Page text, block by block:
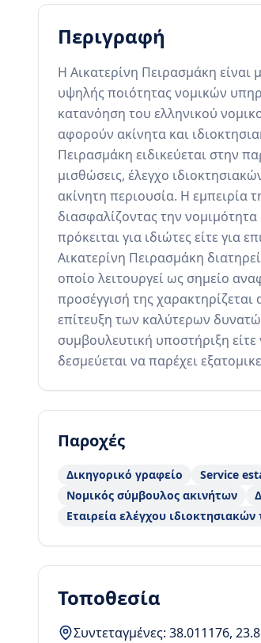
Περιγραφή
Η Αικατερίνη Πειρασμάκη
υψηλής ποιότητας νομικών
κατανόηση του ελληνικού
αφορούν ακίνητα και
Πειρασμάκη ειδικεύεται στην
μισθώσεις, έλεγχο
ακίνητη περιουσία. Η εμπειρία
διασφαλίζοντας την
πρόκειται για ιδιώτες είτε για
Αικατερίνη Πειρασμάκη
οποίο λειτουργεί ως σημείο
προσέγγισή της
επίτευξη των καλύτερων
συμβουλευτική υποστήριξη
δεσμεύεται να παρέχει
Παροχές
Δικηγορικό γραφείο
Service
Νομικός σύμβουλος ακινήτων
Εταιρεία ελέγχου ιδιοκτησιακών
Τοποθεσία
Συντεταγμένες: 38.011176,